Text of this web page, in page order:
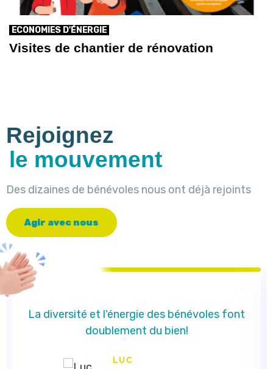
ECONOMIES D'ÉNERGIE
Visites de chantier de rénovation
Rejoignez
le mouvement
Des dizaines de bénévoles nous ont déjà rejoints
Agir avec nous
La diversité et l'énergie des bénévoles font
doublement du bien!
LUC